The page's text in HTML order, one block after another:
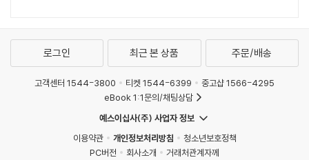
로그인 최근 본 상품 주문/배송
고객센터 1544-3800 티켓 1544-6399
중고샵 1566-4295
eBook 1:1문의/채팅상담
예스이십사(주) 사업자 정보
이용약관
개인정보처리방침
청소년보호정책
PC버전
회사소개 거래처관계자께